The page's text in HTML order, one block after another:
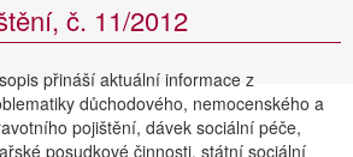
č. 11/2012
přináší aktuální informace z
důchodového, nemocenského a
pojištění, dávek sociální péče,
posudkové činnosti, státní sociální